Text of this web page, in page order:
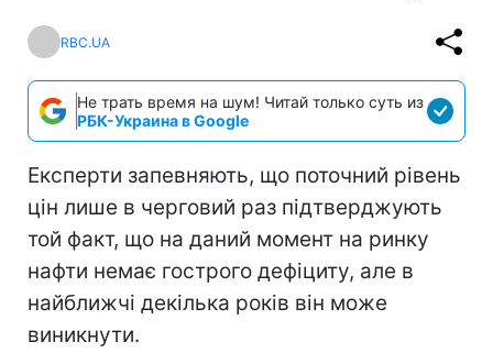
RBC.UA
Не трать время на шум! Читай только суть из
РБК-Украина в Google
Експерти запевняють, що поточний рівень
цін лише в черговий раз підтверджують
той факт, що на даний момент на ринку
нафти немає гострого дефіциту, але в
найближчі декілька років він може
виникнути.